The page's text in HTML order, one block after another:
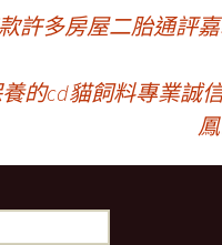
許多房屋二胎通評
的cd貓飼料專業誠